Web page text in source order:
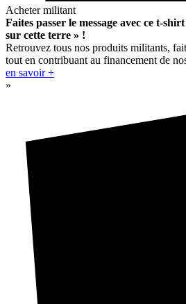
Acheter militant
Faites passer le message avec ce t-
sur cette terre » !
Retrouvez tous nos produits militants,
tout en contribuant au financement de
en savoir +
»